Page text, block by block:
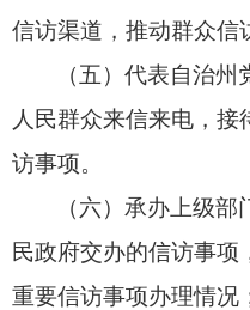
信访渠道， 推动群众信
（五）代表自治州
人民群众来信来电， 接
访事项。
（六）承办上级部
民政府交办的信访事项
重要信访事项办理情况